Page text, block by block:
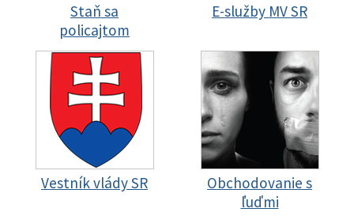
Staň sa
policajtom
E-služby MV SR
Vestník vlády SR
Obchodovanie s
ľuďmi